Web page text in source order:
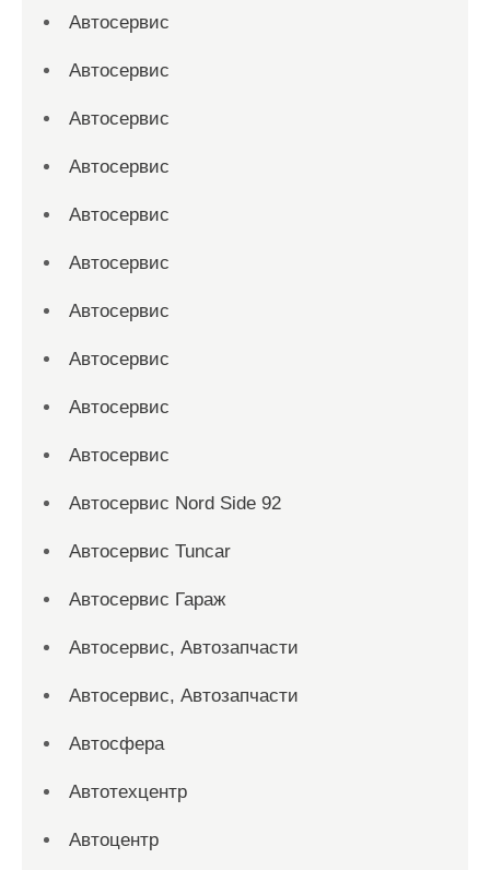
Автосервис
Автосервис
Автосервис
Автосервис
Автосервис
Автосервис
Автосервис
Автосервис
Автосервис
Автосервис
Автосервис Nord Side 92
Автосервис Tuncar
Автосервис Гараж
Автосервис, Автозапчасти
Автосервис, Автозапчасти
Автосфера
Автотехцентр
Автоцентр